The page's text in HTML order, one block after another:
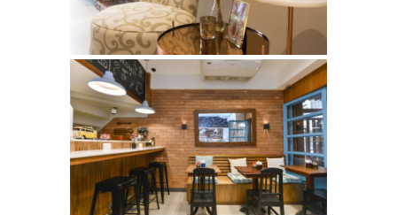
Comerciais
APETITE CAFÉ
Comerciais